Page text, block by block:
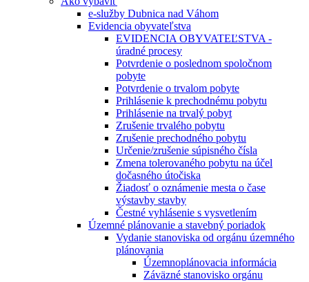
e-služby Dubnica nad Váhom
Evidencia obyvateľstva
EVIDENCIA OBYVATEĽSTVA -
úradné procesy
Potvrdenie o poslednom spoločnom
pobyte
Potvrdenie o trvalom pobyte
Prihlásenie k prechodnému pobytu
Prihlásenie na trvalý pobyt
Zrušenie trvalého pobytu
Zrušenie prechodného pobytu
Určenie/zrušenie súpisného čísla
Zmena tolerovaného pobytu na účel
dočasného útočiska
Žiadosť o oznámenie mesta o čase
výstavby stavby
Čestné vyhlásenie s vysvetlením
Územné plánovanie a stavebný poriadok
Vydanie stanoviska od orgánu územného
plánovania
Územnoplánovacia informácia
Záväzné stanovisko orgánu